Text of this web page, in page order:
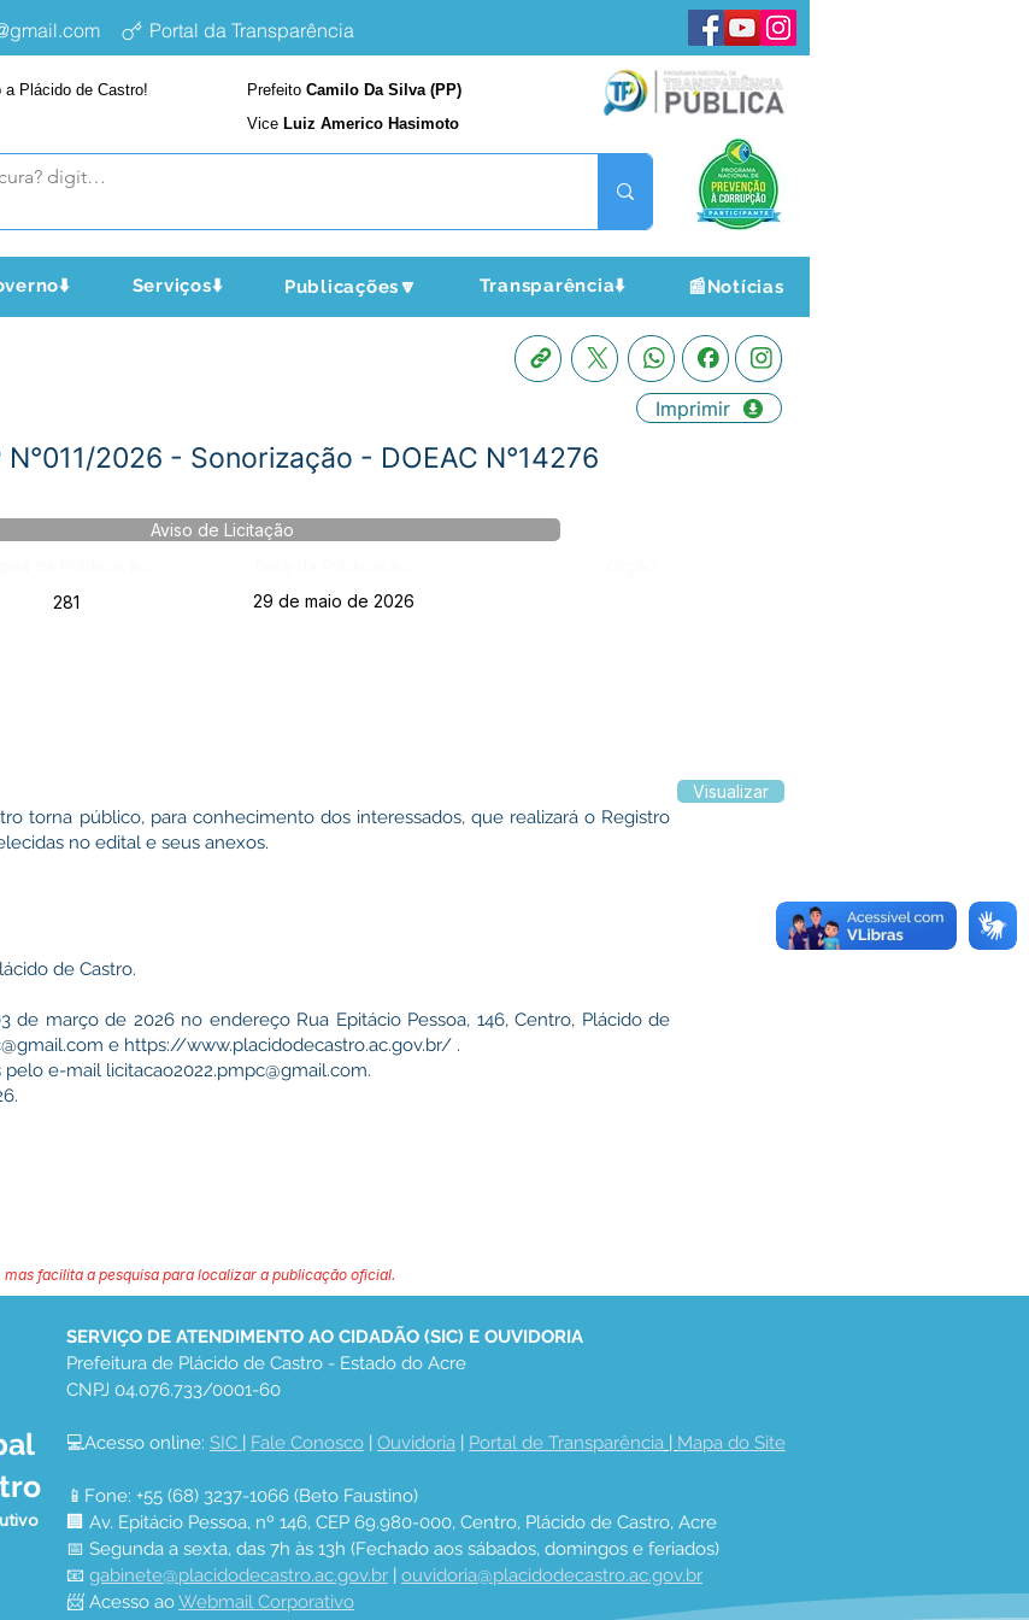
Portal da Transparência
a Plácido de Castro! Prefeito Camilo Da Silva (PP)
Vice Luiz Americo Hasimoto
Serviços⬇️ Publicações🔽 Transparência⬇️ 📰Notícias
Imprimir
2026 - Sonorização - DOEAC N°14276
Aviso de Licitação
281 29 de maio de 2026
torna público, para conhecimento dos interessados, que realizará o Registro
no edital e seus anexos.
de Castro.
de março de 2026 no endereço Rua Epitácio Pessoa, 146, Centro, Plácido de
e https://www.placidodecastro.ac.gov.br/ .
pelo e-mail licitacao2022.pmpc@gmail.com.
Visualizar
facilita a pesquisa para localizar a publicação oficial.
SERVIÇO DE ATENDIMENTO AO CIDADÃO (SIC) E OUVIDORIA
Prefeitura de Plácido de Castro - Estado do Acre
CNPJ 04.076.733/0001-60
💻Acesso online: SIC | Fale Conosco | Ouvidoria | Portal de Transparência | Mapa do Site
📱Fone: +55 (68) 3237-1066 (Beto Faustino)
🏢 Av. Epitácio Pessoa, nº 146, CEP 69.980-000, Centro, Plácido de Castro, Acre
📅 Segunda a sexta, das 7h às 13h (Fechado aos sábados, domingos e feriados)
📧 gabinete@placidodecastro.ac.gov.br | ouvidoria@placidodecastro.ac.gov.br
📨 Acesso ao Webmail Corporativo